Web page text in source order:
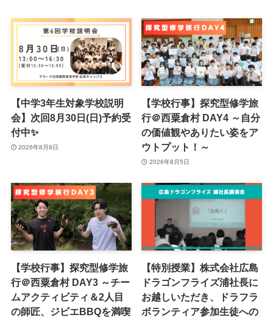
【中学3年生対象学校説明
会】次回8月30日(日)予約受
付中✨
2026年8月8日
【学校行事】探究型修学旅
行＠西粟倉村 DAY4 ～自分
の価値観やありたい姿をア
ウトプット！～
2026年8月5日
【学校行事】探究型修学旅
行＠西粟倉村 DAY3 ～チー
ムアクティビティ＆2人目
の師匠、ジビエBBQを満喫
【特別授業】株式会社広島
ドラゴンフライズ浦社長に
お越しいただき、ドラフラ
ボランティア参加生徒への